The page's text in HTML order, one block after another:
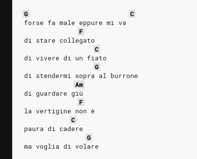
G
C
forse fa male eppure mi va
F
di stare collegato
C
di vivere di un fiato
G
di stendermi sopra al burrone
Am
di guardare giù
F
la vertigine non è
C
paura di cadere
G
ma voglia di volare